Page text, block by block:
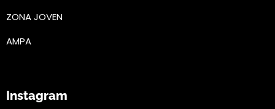
ZONA JOVEN
AMPA
Instagram